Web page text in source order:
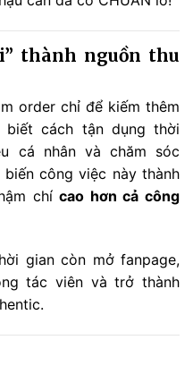
thành nguồn thu
order chỉ để kiếm thêm
biết cách tận dụng thời
cá nhân và chăm sóc
công việc này thành
chícao hơn cả công
gian còn mở fanpage,
tác viên và trở thành